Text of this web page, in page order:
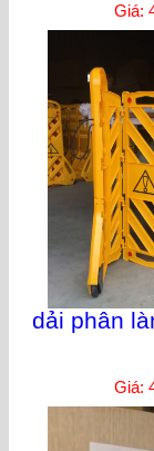
Giá:
dải phân
Giá: